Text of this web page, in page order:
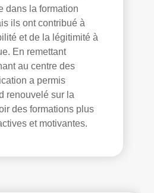
dans la formation
ils ont contribué à
et de la légitimité à
En remettant
au centre des
a permis
renouvelé sur la
des formations plus
et motivantes.